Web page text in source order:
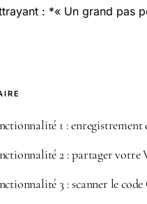
: *« Un grand pas
1 : enregistrement
2 : partager votre
3 : scanner le